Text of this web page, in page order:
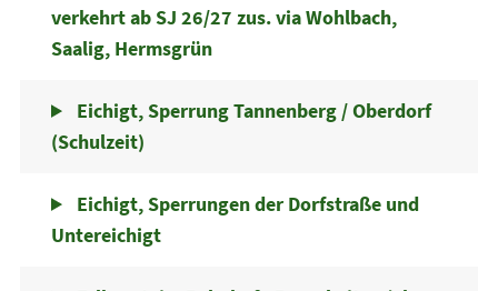
verkehrt ab SJ 26/27 zus. via Wohlbach,
Saalig, Hermsgrün
Eichigt, Sperrung Tannenberg / Oberdorf
(Schulzeit)
Eichigt, Sperrungen der Dorfstraße und
Untereichigt